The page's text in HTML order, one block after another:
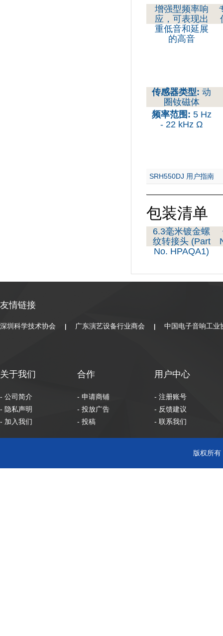
增强型频率响
应，可表现出
重低音和延展
的高音
传感器类型: 动
圈钕磁体
频率范围: 5 Hz
- 22 kHz Ω
SRH550DJ 用户指南
包装清单
6.3毫米镀金螺
纹转接头 (Part
No. HPAQA1)
友情链接
深圳科学技术协会 广东演艺设备行业商会 中国电子音响工业
关于我们
- 公司简介
- 隐私声明
- 加入我们
合作
- 申请商铺
- 投放广告
- 投稿
用户中心
- 注册账号
- 反馈建议
- 联系我们
版权所